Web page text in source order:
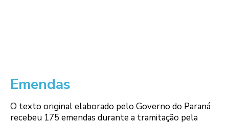
Emendas
O texto original elaborado pelo Governo do Paraná
recebeu 175 emendas durante a tramitação pela